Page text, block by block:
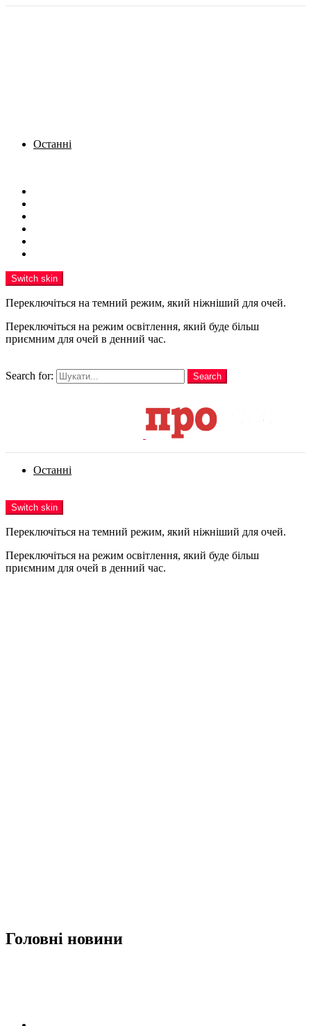
Останні
Switch skin
Переключіться на темний режим, який ніжніший для очей.
Переключіться на режим освітлення, який буде більш
приємним для очей в денний час.
Search for:
Search
Останні
Switch skin
Переключіться на темний режим, який ніжніший для очей.
Переключіться на режим освітлення, який буде більш
приємним для очей в денний час.
Головні новини